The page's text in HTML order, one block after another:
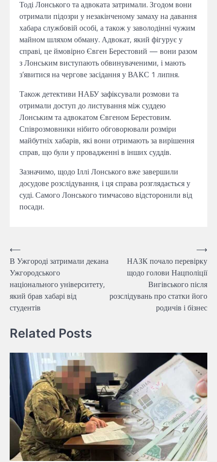
Тоді Лонського та адвоката затримали. Згодом вони
отримали підозри у незакінченому замаху на давання
хабара службовій особі, а також у заволодінні чужим
майном шляхом обману. Адвокат, який фігурує у
справі, це ймовірно Євген Берестовий — вони разом
з Лонським виступають обвинуваченими, і мають
з’явитися на чергове засідання у ВАКС 1 липня.
Також детективи НАБУ зафіксували розмови та
отримали доступ до листування між суддею
Лонським та адвокатом Євгеном Берестовим.
Співрозмовники нібито обговорювали розміри
майбутніх хабарів, які вони отримають за вирішення
справ, що були у провадженні в інших суддів.
Зазначимо, щодо Іллі Лонського вже завершили
досудове розслідування, і ця справа розглядається у
суді. Самого Лонського тимчасово відсторонили від
посади.
Навігація
записів
⟵
В Ужгороді затримали декана
Ужгородського
національного університету,
який брав хабарі від
студентів
НАЗК почало перевірку
щодо голови Нацполіції
Вигівського після
розслідувань про статки його
родичів і бізнес
⟶
Related Posts